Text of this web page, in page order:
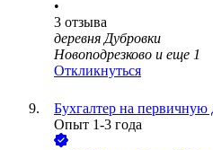
•
3 отзыва
деревня Дубровки
Новоподрезково и еще 1
Откликнуться
Бухгалтер на
Опыт 1-3 года